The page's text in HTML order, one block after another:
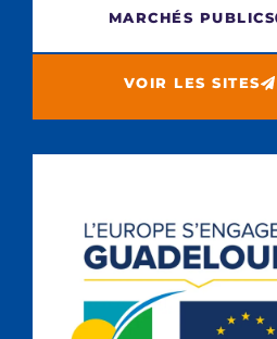
MARCHÉS PUBLICS
VOIR LES SITES